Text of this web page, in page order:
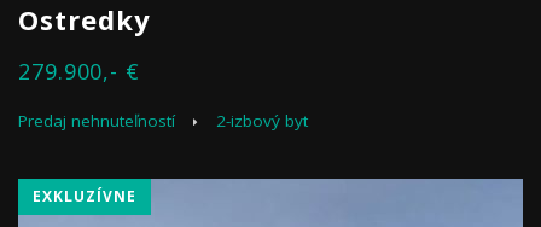
Ostredky
279.900,- €
Predaj nehnuteľností 2-izbový byt
EXKLUZÍVNE